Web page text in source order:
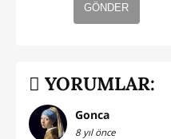
GÖNDER
YORUMLAR:
Gonca
8 yıl önce